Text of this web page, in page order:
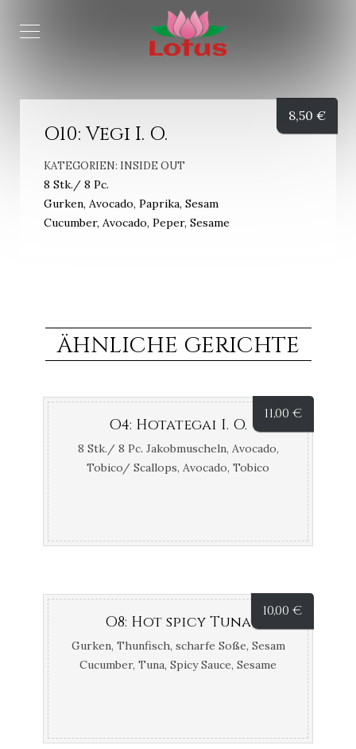
O10: Vegi I. O.
KATEGORIEN: INSIDE OUT
8 Stk./ 8 Pc.
Gurken, Avocado, Paprika, Sesam
Cucumber, Avocado, Peper, Sesame
8,50 €
ÄHNLICHE GERICHTE
11,00 €
O4: Hotategai I. O.
8 Stk./ 8 Pc. Jakobmuscheln, Avocado,
Tobico/ Scallops, Avocado, Tobico
10,00 €
O8: Hot spicy Tuna
Gurken, Thunfisch, scharfe Soße, Sesam
Cucumber, Tuna, Spicy Sauce, Sesame